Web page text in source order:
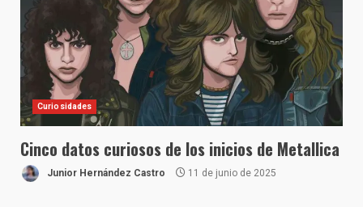
Curiosidades
Cinco datos curiosos de los inicios de Metallica
Junior Hernández Castro 11 de junio de 2025